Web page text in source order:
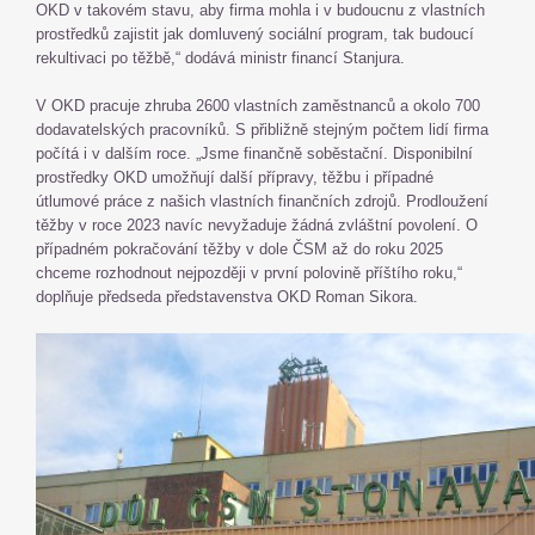
OKD v takovém stavu, aby firma mohla i v budoucnu z vlastních
prostředků zajistit jak domluvený sociální program, tak budoucí
rekultivaci po těžbě,“ dodává ministr financí Stanjura.
V OKD pracuje zhruba 2600 vlastních zaměstnanců a okolo 700
dodavatelských pracovníků. S přibližně stejným počtem lidí firma
počítá i v dalším roce. „Jsme finančně soběstační. Disponibilní
prostředky OKD umožňují další přípravy, těžbu i případné
útlumové práce z našich vlastních finančních zdrojů. Prodloužení
těžby v roce 2023 navíc nevyžaduje žádná zvláštní povolení. O
případném pokračování těžby v dole ČSM až do roku 2025
chceme rozhodnout nejpozději v první polovině příštího roku,“
doplňuje předseda představenstva OKD Roman Sikora.